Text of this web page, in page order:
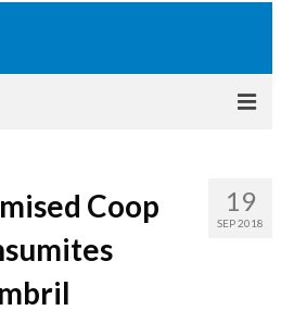
19
SEP 2018
Coop